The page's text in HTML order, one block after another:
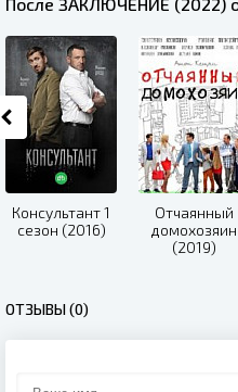
Консультант 1
сезон (2016)
Отчаянный
домохозяин
(2019)
ОТЗЫВЫ (0)